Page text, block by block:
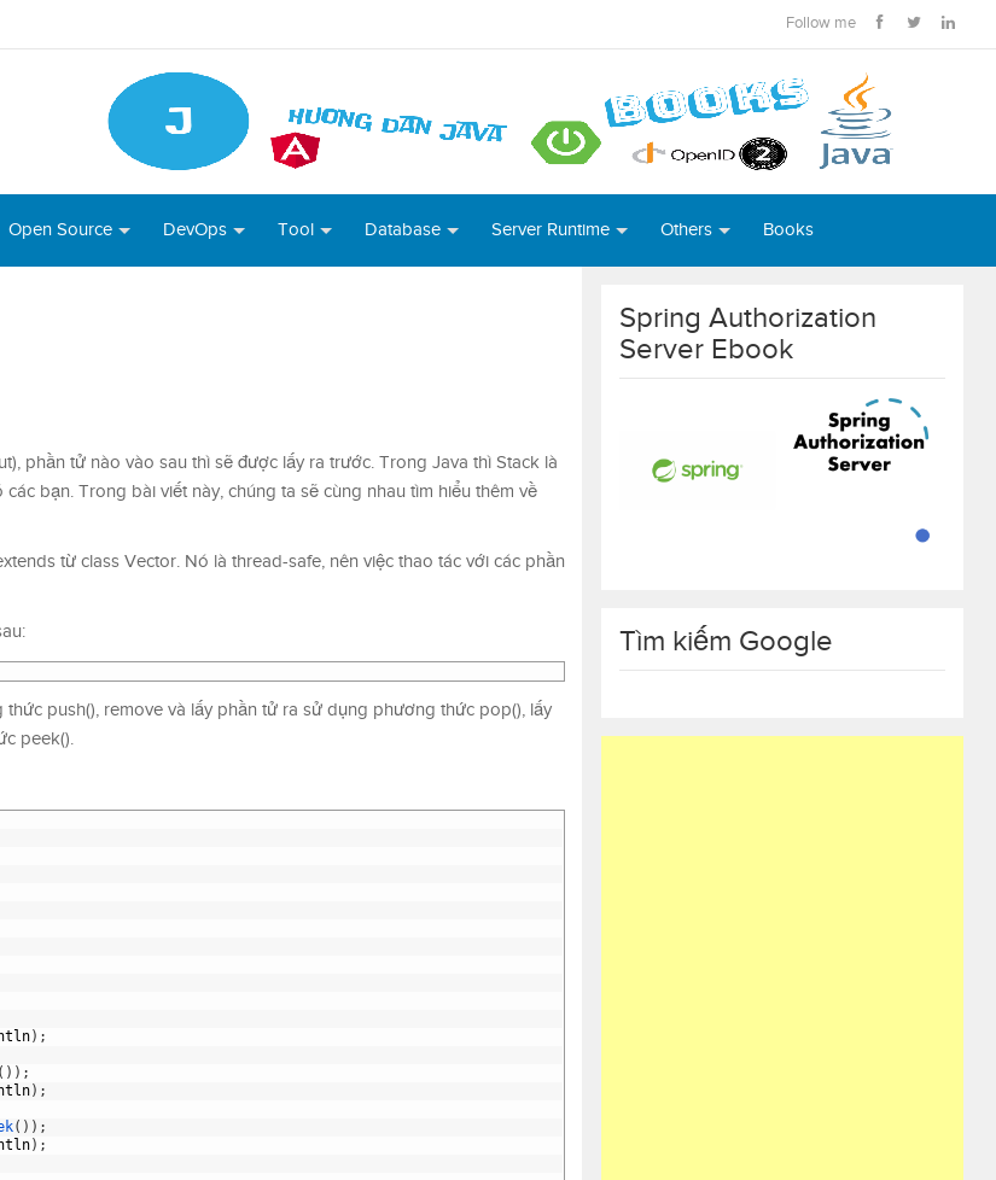
Follow me
Open Source DevOps Tool Database Server Runtime Others Books
phần tử nào vào sau thì sẽ được lấy ra trước. Trong Java thì Stack là
bạn. Trong bài viết này, chúng ta sẽ cùng nhau tìm hiểu thêm về
từ class Vector. Nó là thread-safe, nên việc thao tác với các phần
push(), remove và lấy phần tử ra sử dụng phương thức pop(), lấy
peek().
) ;
( ) ) ;
) ;
( ) ) ;
) ;
Spring Authorization
Server Ebook
Tìm kiếm Google